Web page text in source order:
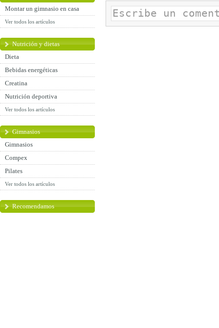
Montar un gimnasio en casa
Ver todos los artículos
Nutrición y dietas
Dieta
Bebidas energéticas
Creatina
Nutrición deportiva
Ver todos los artículos
Gimnasios
Gimnasios
Compex
Pilates
Ver todos los artículos
Recomendamos